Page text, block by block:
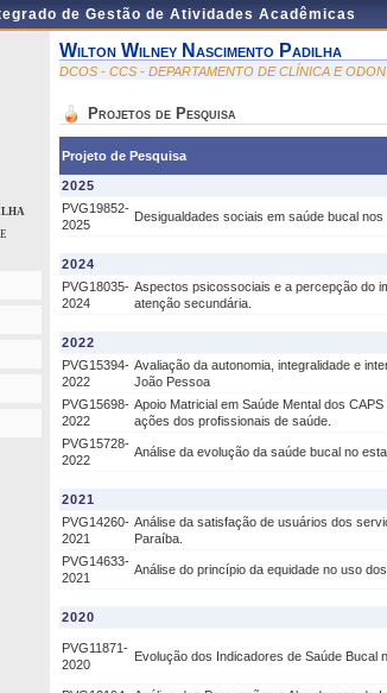
de Gestão de Atividades Acadêmicas
Wilton Wilney Nascimento Padilha
DCOS - CCS - DEPARTAMENTO DE CLÍNICA E
Projetos de Pesquisa
Projeto de Pesquisa
2025
PVG19852-
2025
Desigualdades sociais em saúde bucal
2024
PVG18035-
2024
Aspectos psicossociais e a percepção do
atenção secundária.
2022
PVG15394-
2022
Avaliação da autonomia, integralidade e
João Pessoa
PVG15698-
2022
Apoio Matricial em Saúde Mental dos
ações dos profissionais de saúde.
PVG15728-
2022
Análise da evolução da saúde bucal no
2021
PVG14260-
2021
Análise da satisfação de usuários dos
Paraíba.
PVG14633-
2021
Análise do princípio da equidade no uso
2020
PVG11871-
2020
Evolução dos Indicadores de Saúde Bucal